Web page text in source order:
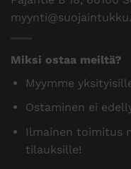
Miksi ostaa meiltä?
Myymme
Ostaminen ei
Ilmainen toimitus
tilauksille!